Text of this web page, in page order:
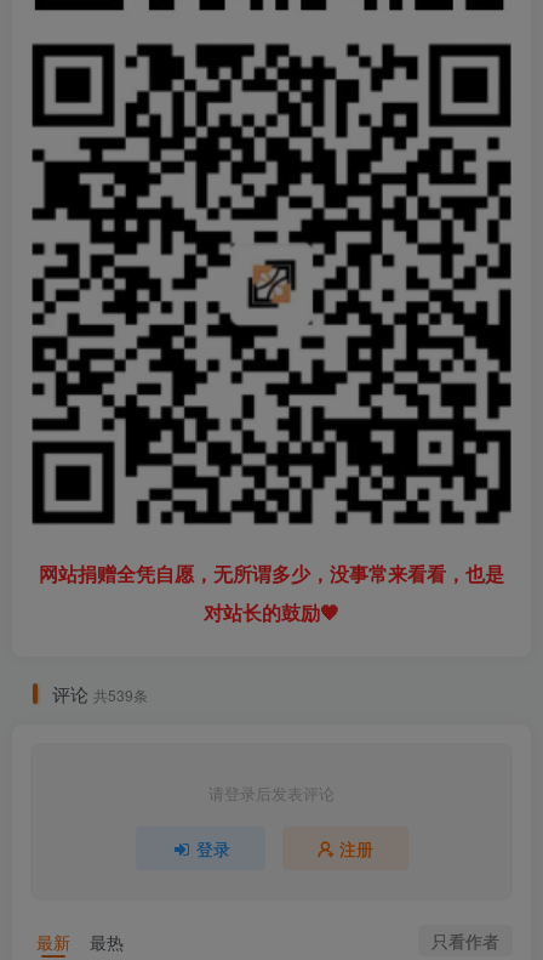
网站捐赠全凭自愿，无所谓多少，没事常来看看，也是
对站长的鼓励🧡
评论 共539条
请登录后发表评论
登录 注册
最新 最热 只看作者